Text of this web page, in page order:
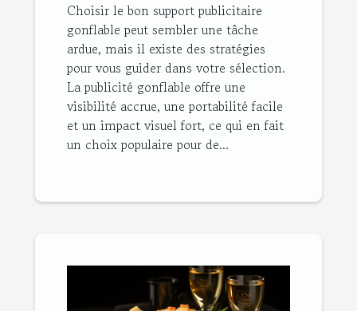
Choisir le bon support publicitaire
gonflable peut sembler une tâche
ardue, mais il existe des stratégies
pour vous guider dans votre sélection.
La publicité gonflable offre une
visibilité accrue, une portabilité facile
et un impact visuel fort, ce qui en fait
un choix populaire pour de...